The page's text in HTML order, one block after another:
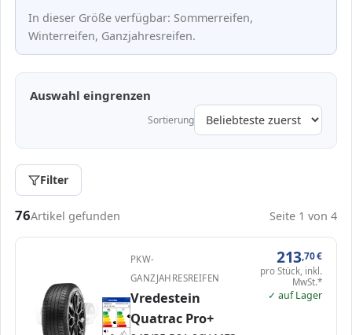
In dieser Größe verfügbar: Sommerreifen,
Winterreifen, Ganzjahresreifen.
Auswahl eingrenzen
Sortierung
Filter
Passende Reifen in 245/35 R21
76Artikel gefunden Seite 1 von 4
ENERG 1467961
Vredestein AP24535021YQPPA…
245/35 R21 96Y C1
A
B
C
D
D
E
A
B B
C
D
E
PKW-
GANZJAHRESREIFEN
Vredestein
Quatrac Pro+
213,70€
pro Stück, inkl.
MwSt.*
✓ auf Lager